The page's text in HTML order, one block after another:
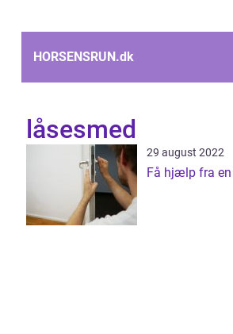
HORSENSRUN.dk
låsesmed
29 august 2022
Få hjælp fra